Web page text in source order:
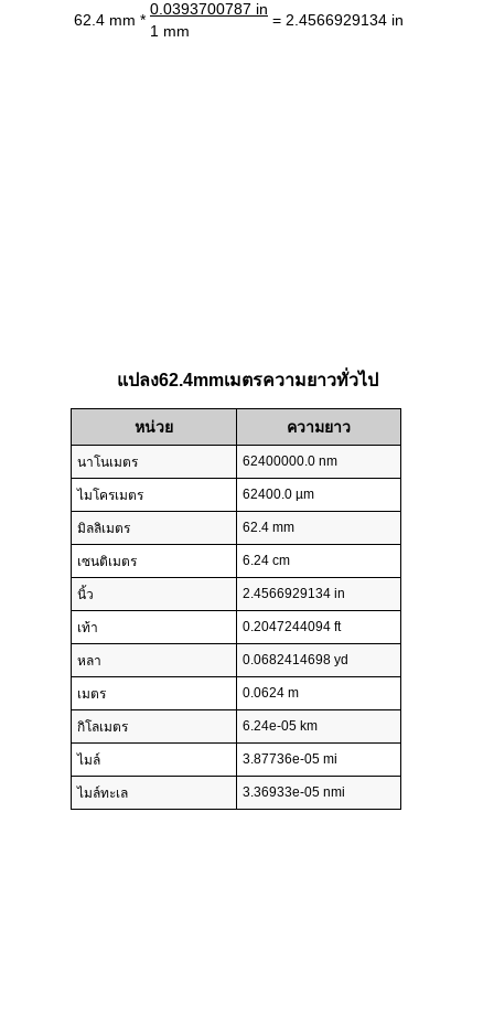
62.4 mm *
0.0393700787 in
= 2.4566929134 in
1 mm
แปลง62.4mmเมตรความยาวทั่วไป
หน่วย ความยาว
นาโนเมตร 62400000.0 nm
ไมโครเมตร 62400.0 µm
มิลลิเมตร 62.4 mm
เซนติเมตร 6.24 cm
นิ้ว 2.4566929134 in
เท้า 0.2047244094 ft
หลา 0.0682414698 yd
เมตร 0.0624 m
กิโลเมตร 6.24e-05 km
ไมล์ 3.87736e-05 mi
ไมล์ทะเล 3.36933e-05 nmi